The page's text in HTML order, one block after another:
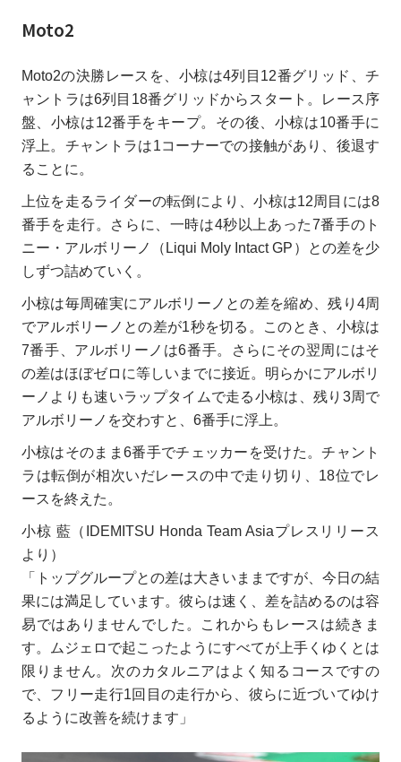
Moto2
Moto2の決勝レースを、小椋は4列目12番グリッド、チ
ャントラは6列目18番グリッドからスタート。レース序
盤、小椋は12番手をキープ。その後、小椋は10番手に
浮上。チャントラは1コーナーでの接触があり、後退す
ることに。
上位を走るライダーの転倒により、小椋は12周目には8
番手を走行。さらに、一時は4秒以上あった7番手のト
ニー・アルボリーノ（Liqui Moly Intact GP）との差を少
しずつ詰めていく。
小椋は毎周確実にアルボリーノとの差を縮め、残り4周
でアルボリーノとの差が1秒を切る。このとき、小椋は
7番手、アルボリーノは6番手。さらにその翌周にはそ
の差はほぼゼロに等しいまでに接近。明らかにアルボリ
ーノよりも速いラップタイムで走る小椋は、残り3周で
アルボリーノを交わすと、6番手に浮上。
小椋はそのまま6番手でチェッカーを受けた。チャント
ラは転倒が相次いだレースの中で走り切り、18位でレ
ースを終えた。
小椋 藍（IDEMITSU Honda Team Asiaプレスリリース
より）
「トップグループとの差は大きいままですが、今日の結
果には満足しています。彼らは速く、差を詰めるのは容
易ではありませんでした。これからもレースは続きま
す。ムジェロで起こったようにすべてが上手くゆくとは
限りません。次のカタルニアはよく知るコースですの
で、フリー走行1回目の走行から、彼らに近づいてゆけ
るように改善を続けます」